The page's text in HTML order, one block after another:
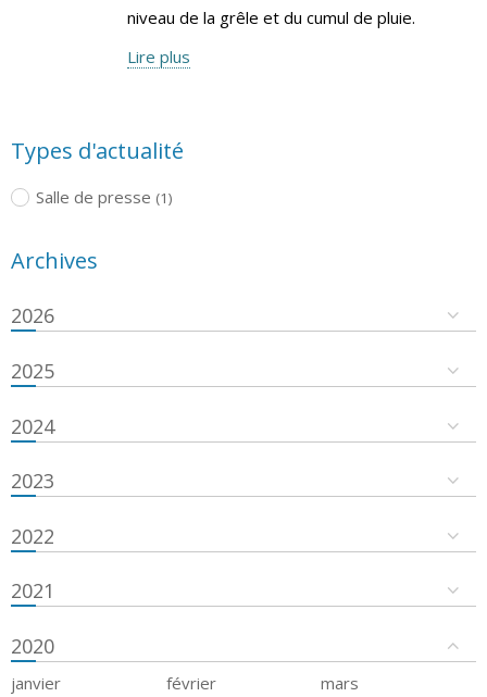
niveau de la grêle et du cumul de pluie.
Lire plus
Types d'actualité
Salle de presse (1)
Archives
2026
2025
2024
2023
2022
2021
2020
janvier février
mars